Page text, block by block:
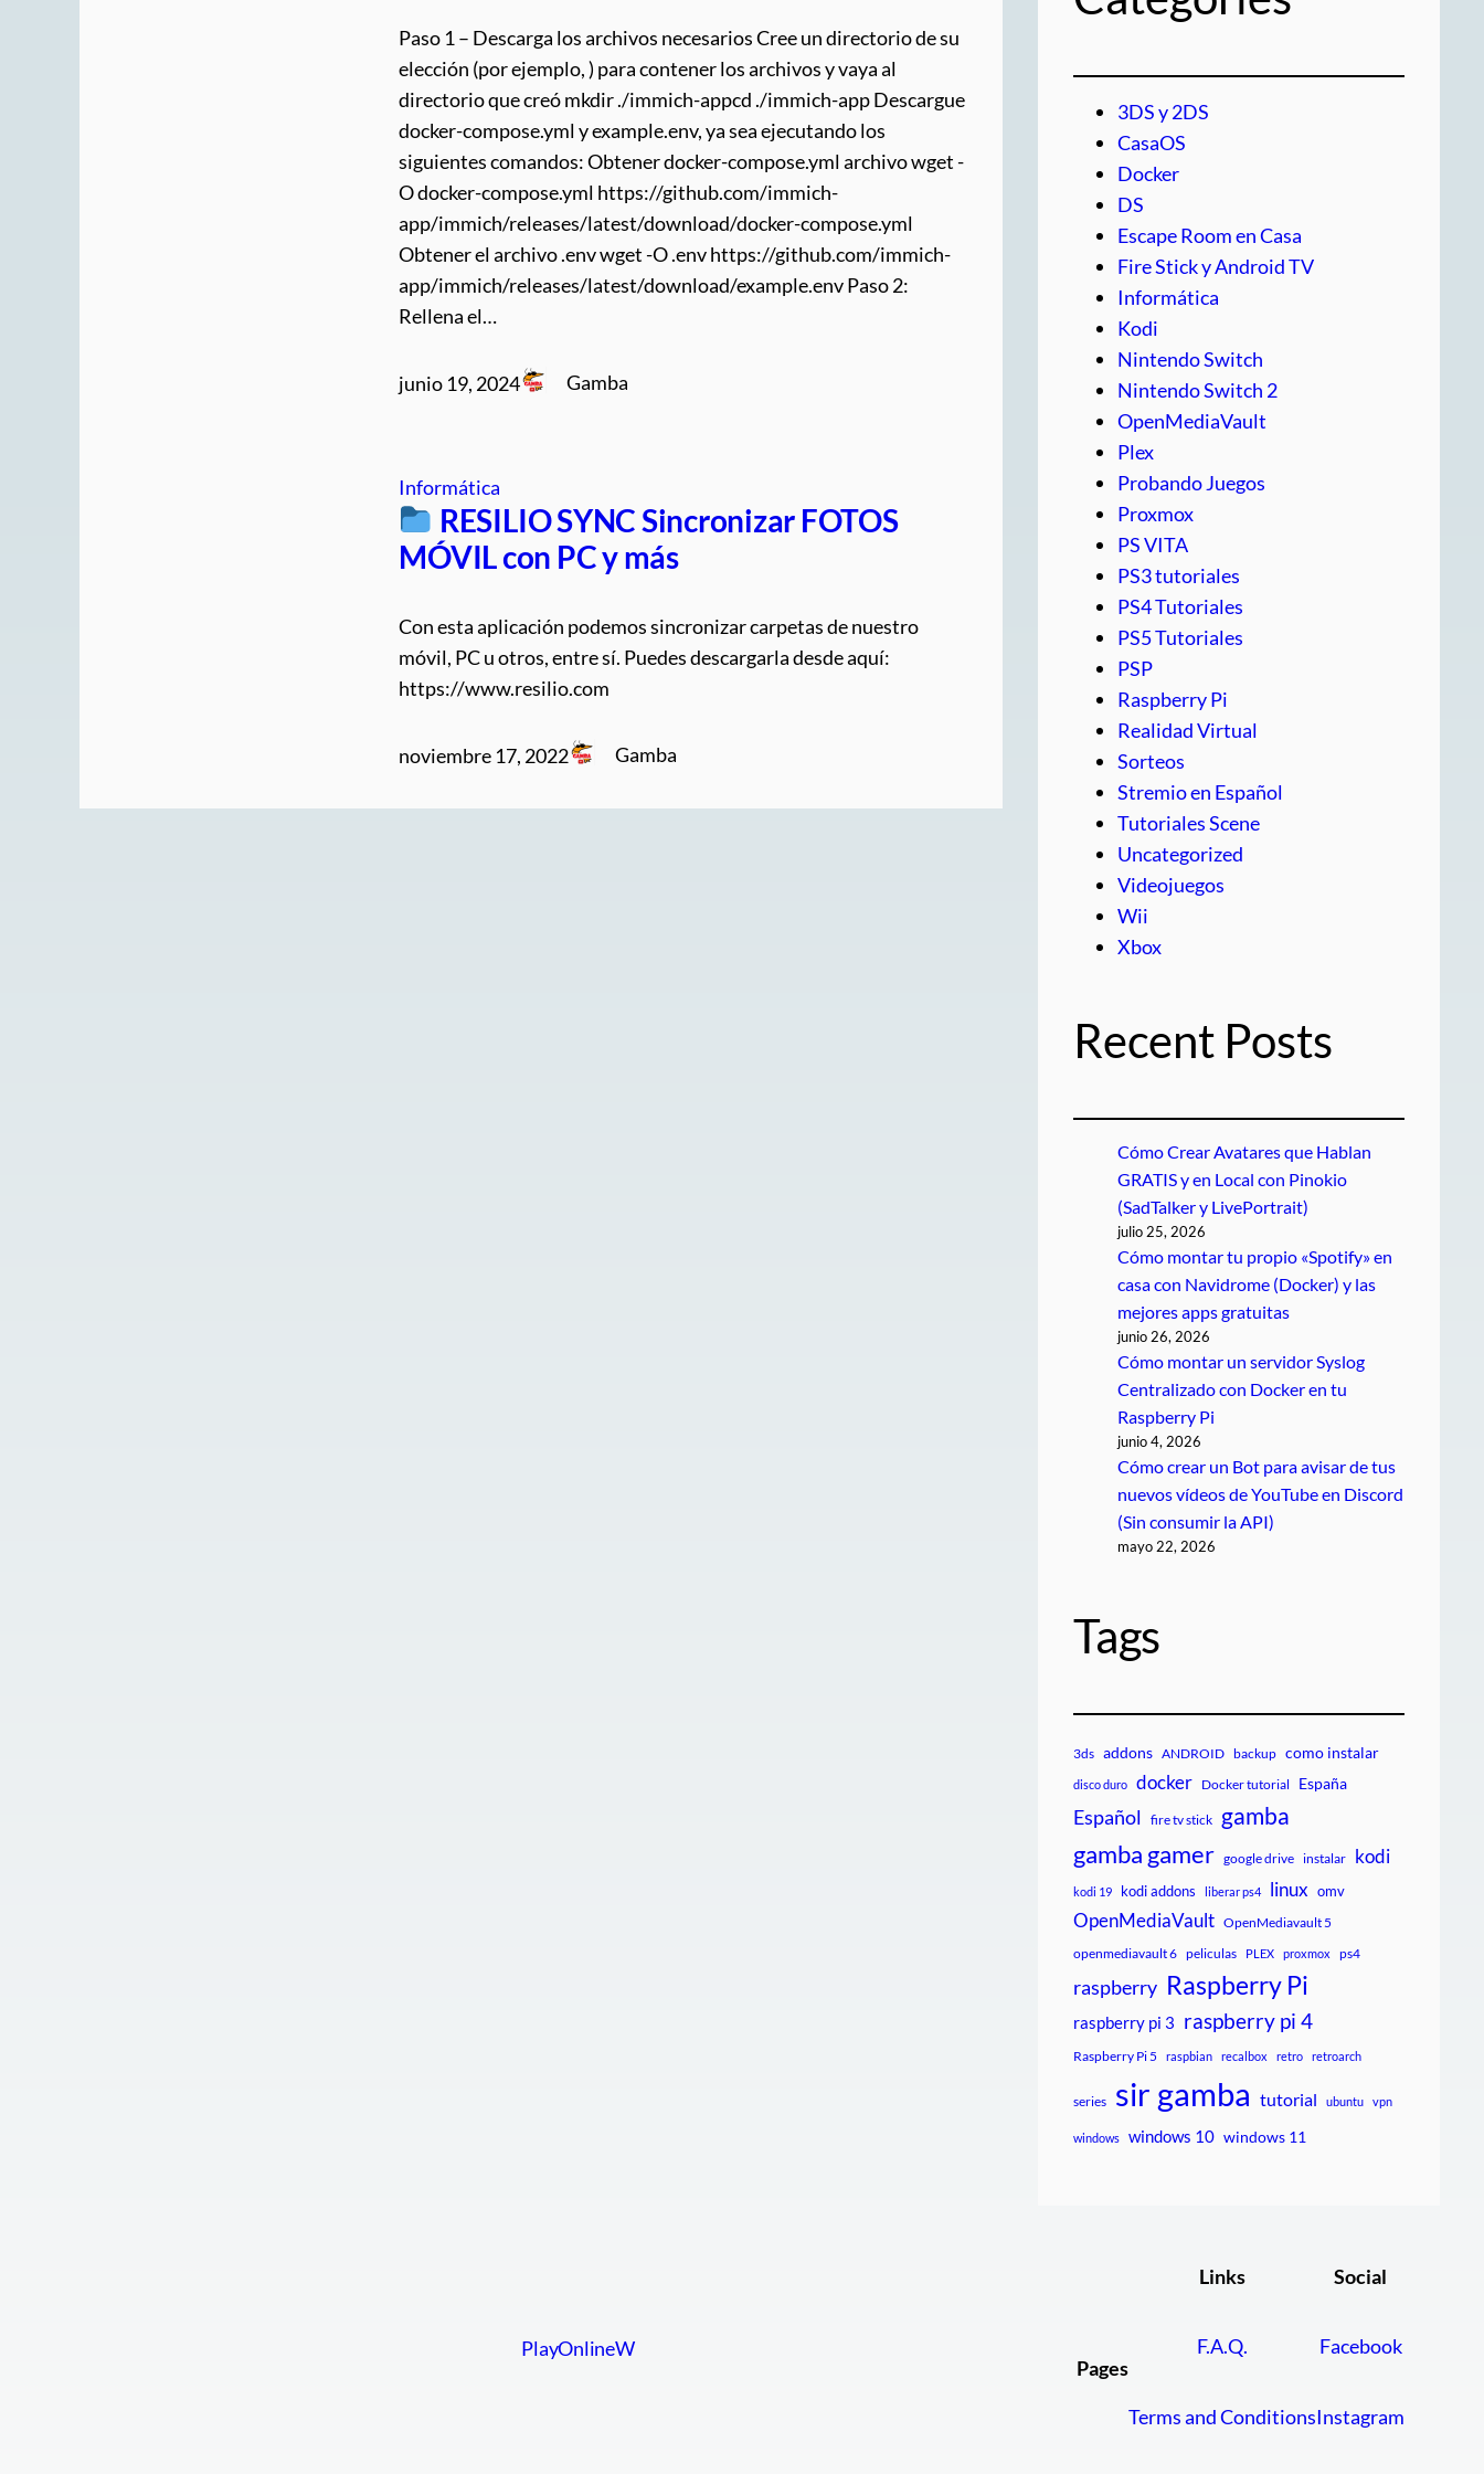
Paso 1 – Descarga los archivos necesarios Cree un directorio de su
elección (por ejemplo, ) para contener los archivos y vaya al
directorio que creó mkdir ./immich-appcd ./immich-app Descargue
docker-compose.yml y example.env, ya sea ejecutando los
siguientes comandos: Obtener docker-compose.yml archivo wget -
O docker-compose.yml https://github.com/immich-
app/immich/releases/latest/download/docker-compose.yml
Obtener el archivo .env wget -O .env https://github.com/immich-
app/immich/releases/latest/download/example.env Paso 2:
Rellena el…
junio 19, 2024 Gamba
Informática
RESILIO SYNC Sincronizar FOTOS
MÓVIL con PC y más
Con esta aplicación podemos sincronizar carpetas de nuestro
móvil, PC u otros, entre sí. Puedes descargarla desde aquí:
https://www.resilio.com
noviembre 17, 2022 Gamba
3DS y 2DS
CasaOS
Docker
DS
Escape Room en Casa
Fire Stick y Android TV
Informática
Kodi
Nintendo Switch
Nintendo Switch 2
OpenMediaVault
Plex
Probando Juegos
Proxmox
PS VITA
PS3 tutoriales
PS4 Tutoriales
PS5 Tutoriales
PSP
Raspberry Pi
Realidad Virtual
Sorteos
Stremio en Español
Tutoriales Scene
Uncategorized
Videojuegos
Wii
Xbox
Recent Posts
Cómo Crear Avatares que Hablan
GRATIS y en Local con Pinokio
(SadTalker y LivePortrait)
julio 25, 2026
Cómo montar tu propio «Spotify» en
casa con Navidrome (Docker) y las
mejores apps gratuitas
junio 26, 2026
Cómo montar un servidor Syslog
Centralizado con Docker en tu
Raspberry Pi
junio 4, 2026
Cómo crear un Bot para avisar de tus
nuevos vídeos de YouTube en Discord
(Sin consumir la API)
mayo 22, 2026
Tags
3ds addons ANDROID backup como instalar
disco duro docker Docker tutorial España
Español fire tv stick gamba
gamba gamer google drive instalar kodi
kodi 19 kodi addons liberar ps4 linux omv
OpenMediaVault OpenMediavault 5
openmediavault 6 peliculas PLEX proxmox ps4
raspberry Raspberry Pi
raspberry pi 3 raspberry pi 4
Raspberry Pi 5 raspbian recalbox retro retroarch
series sir gamba tutorial ubuntu vpn
windows windows 10 windows 11
PlayOnlineW
Pages
Links
F.A.Q.
Terms and Conditions
Social
Facebook
Instagram